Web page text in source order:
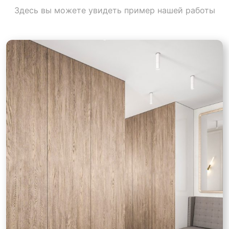
Здесь вы можете увидеть пример нашей работы